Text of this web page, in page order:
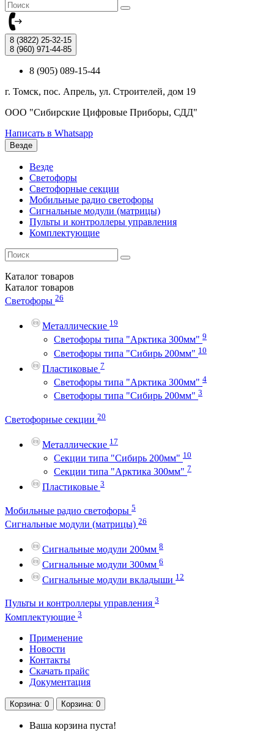
8 (3822) 25-32-15
8 (960) 971-44-85
8 (905) 089-15-44
г. Томск, пос. Апрель, ул. Строителей, дом 19
ООО "Сибирские Цифровые Приборы, СДД"
Написать в Whatsapp
Везде
Везде
Светофоры
Светофорные секции
Мобильные радио светофоры
Сигнальные модули (матрицы)
Пульты и контроллеры управления
Комплектующие
Каталог товаров
Каталог товаров
Светофоры 26
Металлические 19
Светофоры типа "Арктика 300мм" 9
Светофоры типа "Сибирь 200мм" 10
Пластиковые 7
Светофоры типа "Арктика 300мм" 4
Светофоры типа "Сибирь 200мм" 3
Светофорные секции 20
Металлические 17
Секции типа "Сибирь 200мм" 10
Секции типа "Арктика 300мм" 7
Пластиковые 3
Мобильные радио светофоры 5
Сигнальные модули (матрицы) 26
Сигнальные модули 200мм 8
Сигнальные модули 300мм 6
Сигнальные модули вкладыши 12
Пульты и контроллеры управления 3
Комплектующие 3
Применение
Новости
Контакты
Скачать прайс
Документация
Корзина: 0 Корзина: 0
Ваша корзина пуста!